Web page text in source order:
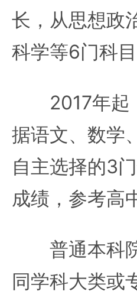
长，从思想政
科学等6门科
2017年起，
据语文、数学
自主选择的3
成绩，参考高
普通本科院
同学科大类或